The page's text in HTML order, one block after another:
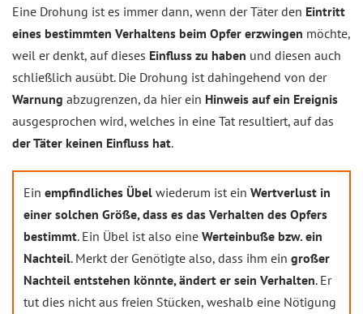
Eine Drohung ist es immer dann, wenn der Täter den Eintritt
eines bestimmten Verhaltens beim Opfer erzwingen möchte,
weil er denkt, auf dieses Einfluss zu haben und diesen auch
schließlich ausübt. Die Drohung ist dahingehend von der
Warnung abzugrenzen, da hier ein Hinweis auf ein Ereignis
ausgesprochen wird, welches in eine Tat resultiert, auf das
der Täter keinen Einfluss hat.
Ein empfindliches Übel wiederum ist ein Wertverlust in
einer solchen Größe, dass es das Verhalten des Opfers
bestimmt. Ein Übel ist also eine Werteinbuße bzw. ein
Nachteil. Merkt der Genötigte also, dass ihm ein großer
Nachteil entstehen könnte, ändert er sein Verhalten. Er
tut dies nicht aus freien Stücken, weshalb eine Nötigung